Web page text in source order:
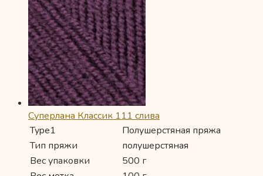
Суперлана Классик 111 слива
Type1
Полушерстяная пряжа
Тип пряжи
полушерстяная
Вес упаковки
500 г